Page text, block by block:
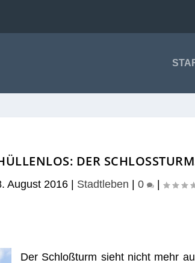
DER SCHLOSSTURM…
August 2016| Stadtleben 0 |
Der Schloß­turm sieht nicht mehr